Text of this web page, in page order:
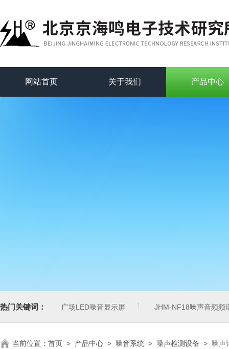
网站首页 关于我们 产品中心
热门关键词： 广场LED噪音显示屏 JHM-NF18噪声音频频
当前位置： 首页 > 产品中心 > 噪音系统 > 噪声检测设备 > 噪声